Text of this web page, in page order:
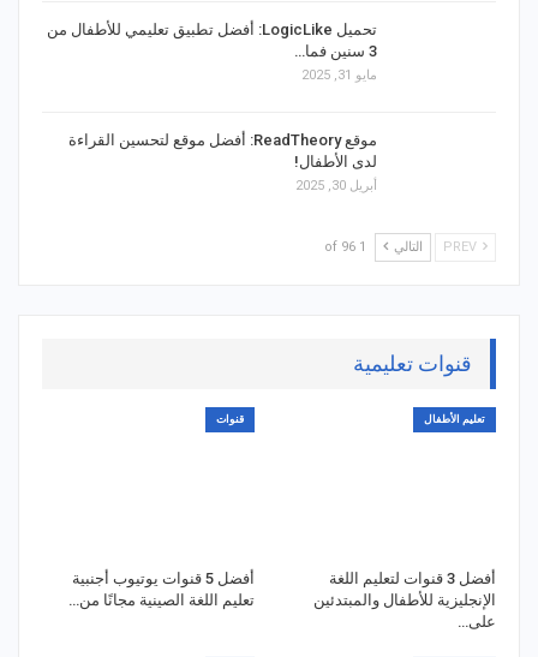
تحميل LogicLike: أفضل تطبيق تعليمي للأطفال من
3 سنين فما…
مايو 31, 2025
موقع ReadTheory: أفضل موقع لتحسين القراءة
لدى الأطفال!
أبريل 30, 2025
التالي 1 of 96
قنوات تعليمية
تعليم الأطفال
أفضل 3 قنوات لتعليم اللغة
الإنجليزية للأطفال والمبتدئين
على…
قنوات
أفضل 5 قنوات يوتيوب أجنبية
تعليم اللغة الصينية مجانًا من…